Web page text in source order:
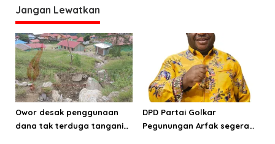
Jangan Lewatkan
Owor desak penggunaan
dana tak terduga tangani
DPD Partai Golkar
Pegunungan Arfak segera